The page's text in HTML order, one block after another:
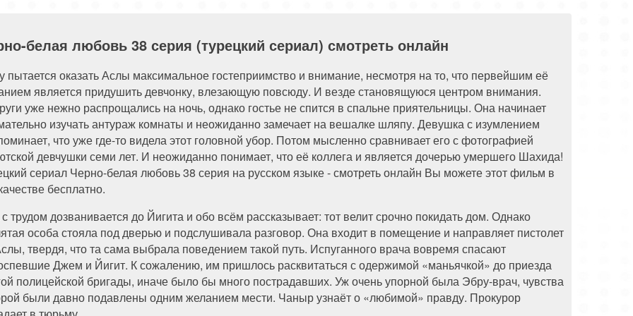
94 серия 95 серия 96 серия
белая любовь 38 серия (турецкий сериал) смотреть онлайн
пытается оказать Аслы максимальное гостеприимство и внимание, несмотря на то, что первейшим её
является придушить девчонку, влезающую повсюду. И везде становящуюся центром внимания.
уже нежно распрощались на ночь, однако гостье не спится в спальне приятельницы. Она начинает
изучать антураж комнаты и неожиданно замечает на вешалке шляпу. Девушка с изумлением
что уже где-то видела этот головной убор. Потом мысленно сравнивает его с фотографией
девчушки семи лет. И неожиданно понимает, что её коллега и является дочерью умершего Шахида!
сериал Черно-белая любовь 38 серия на русском языке - смотреть онлайн Вы можете этот фильм в
бесплатно.
трудом дозванивается до Йигита и обо всём рассказывает: тот велит срочно покидать дом. Однако
особа стояла под дверью и подслушивала разговор. Она входит в помещение и направляет пистолет
твердя, что та сама выбрала поведением такой путь. Испуганного врача вовремя спасают
Джем и Йигит. К сожалению, им пришлось расквитаться с одержимой «маньячкой» до приезда
полицейской бригады, иначе было бы много пострадавших. Уж очень упорной была Эбру-врач, чувства
были давно подавлены одним желанием мести. Чаныр узнаёт о «любимой» правду. Прокурор